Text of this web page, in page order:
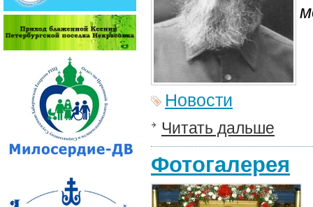
Новости
Читать дальше
Фотогалерея